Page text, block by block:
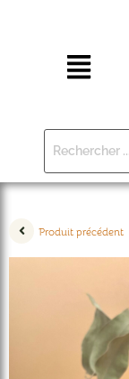
Produit précédent